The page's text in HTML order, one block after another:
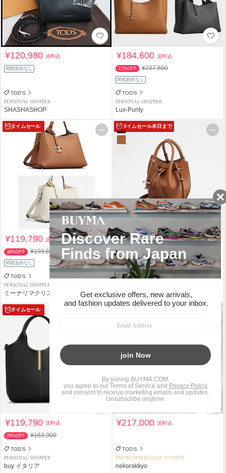
¥120,980送料込
関税負担なし
TOD'S
PERSONAL SHOPPER
SHASHASHOP
¥184,600送料込
22%OFF ¥237,600
関税負担なし
TOD'S
PERSONAL SHOPPER
Lux-Purity
タイムセール
¥119,790送料込
38%OFF ¥193,600
関税負担なし
TOD'S
PERSONAL SHOPPER
ミーナリマクリスティ
タイムセール本日まで
¥111,831送料込
49%OFF ¥223,300
関税負担なし
TOD'S
Maison de Code
タイムセール
¥119,790送料込
26%OFF ¥163,900
TOD'S
PERSONAL SHOPPER
buy イタリア
¥217,000送料込
TOD'S
PREMIUM PERSONAL SHOPPER
nekorakkyo